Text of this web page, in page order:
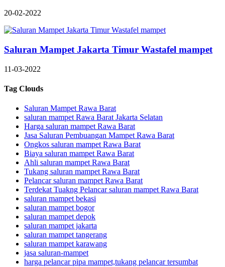
20-02-2022
Saluran Mampet Jakarta Timur Wastafel mampet
11-03-2022
Tag Clouds
Saluran Mampet Rawa Barat
saluran mampet Rawa Barat Jakarta Selatan
Harga saluran mampet Rawa Barat
Jasa Saluran Pembuangan Mampet Rawa Barat
Ongkos saluran mampet Rawa Barat
Biaya saluran mampet Rawa Barat
Ahli saluran mampet Rawa Barat
Tukang saluran mampet Rawa Barat
Pelancar saluran mampet Rawa Barat
Terdekat Tuakng Pelancar saluran mampet Rawa Barat
saluran mampet bekasi
saluran mampet bogor
saluran mampet depok
saluran mampet jakarta
saluran mampet tangerang
saluran mampet karawang
jasa saluran-mampet
harga pelancar pipa mampet,tukang pelancar tersumbat